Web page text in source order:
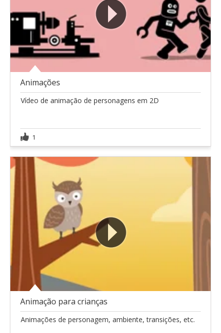
Animações
Vídeo de animação de personagens em 2D
1
Animação para crianças
Animações de personagem, ambiente, transições, etc.